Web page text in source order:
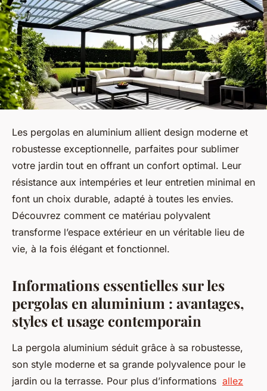
Les pergolas en aluminium allient design moderne et
robustesse exceptionnelle, parfaites pour sublimer
votre jardin tout en offrant un confort optimal. Leur
résistance aux intempéries et leur entretien minimal en
font un choix durable, adapté à toutes les envies.
Découvrez comment ce matériau polyvalent
transforme l’espace extérieur en un véritable lieu de
vie, à la fois élégant et fonctionnel.
Informations essentielles sur les
pergolas en aluminium : avantages,
styles et usage contemporain
La pergola aluminium séduit grâce à sa robustesse,
son style moderne et sa grande polyvalence pour le
jardin ou la terrasse. Pour plus d’informations allez